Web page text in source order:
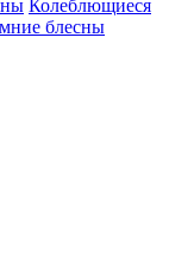
Колеблющиеся
блесны